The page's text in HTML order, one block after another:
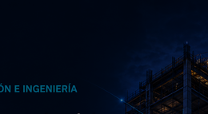
|
NOTICIAS PRODUCTOS